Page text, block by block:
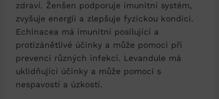
zdraví. Ženšen podporuje imunitní systém,
zvyšuje energii a zlepšuje fyzickou kondici.
Echinacea má imunitní posilující a
protizánětlivé účinky a může pomoci při
prevenci různých infekcí. Levandule má
uklidňující účinky a může pomoci s
nespavostí a úzkostí.